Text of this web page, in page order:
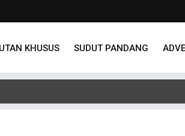
KHUSUS SUDUT PANDANG
Eks Karyawan untuk Verifikasi Data